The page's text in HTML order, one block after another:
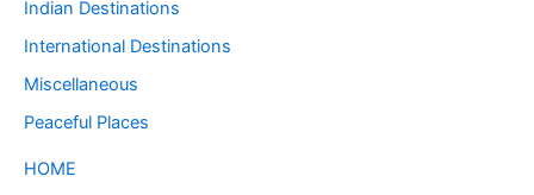
Indian Destinations
International Destinations
Miscellaneous
Peaceful Places
HOME